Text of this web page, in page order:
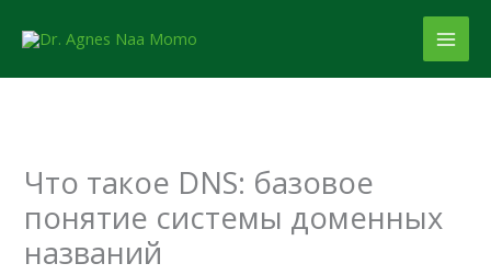
content
Что такое DNS: базовое
понятие системы доменных
названий